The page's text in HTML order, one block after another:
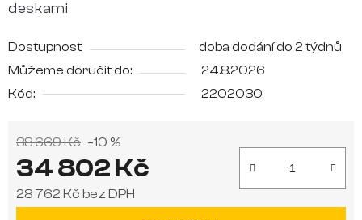
deskami
Dostupnost
doba dodání do 2 týdnů
Můžeme doručit do:
24.8.2026
Kód:
2202030
38 669 Kč –10 %
34 802 Kč
28 762 Kč bez DPH